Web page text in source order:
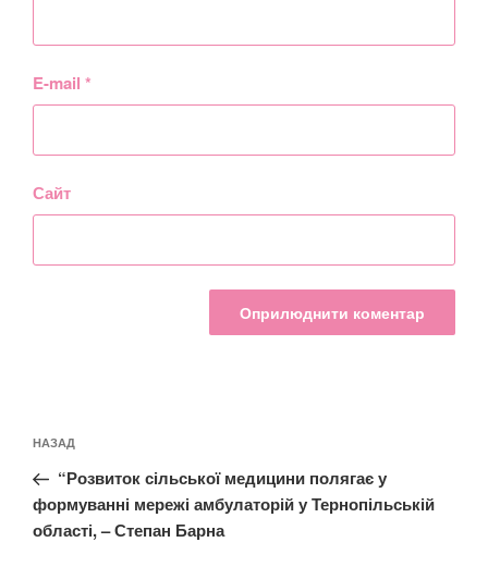
E-mail *
Сайт
записів
Попередній
запис:
НАЗАД
“Розвиток сільської медицини полягає у
формуванні мережі амбулаторій у Тернопільській
області, – Степан Барна